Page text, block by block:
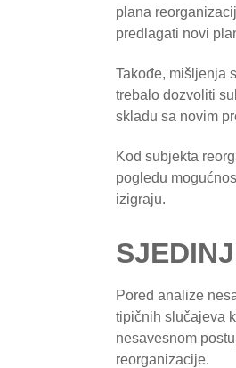
plana
predlagati novi
Takođe, mišljenja
trebalo dozvoliti
skladu sa novim
Kod subjekta
pogledu
izigraju.
Pored analize
tipičnih slučajeva
nesavesnom
reorganizacije.